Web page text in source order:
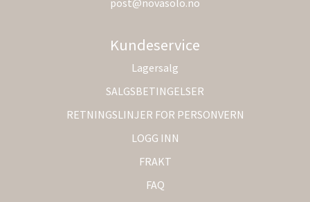
Kundeservice
Lagersalg
SALGSBETINGELSER
RETNINGSLINJER FOR PERSONVERN
LOGG INN
FRAKT
FAQ